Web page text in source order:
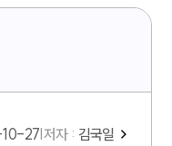
27 저자 : 김국일